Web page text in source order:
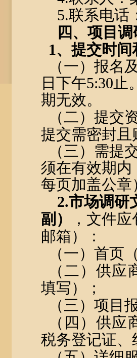
5.联系电话
四、项目
1、提交时
（一）报名
日下午5:30
期无效。
（二）提交
提交需密封
（三）需提
须在有效期
每页加盖公章
2.市场调研
副）
，文件
邮箱）：
（一）首页
（二）供
填写）；
（三）项目
（四）供
税务登记证